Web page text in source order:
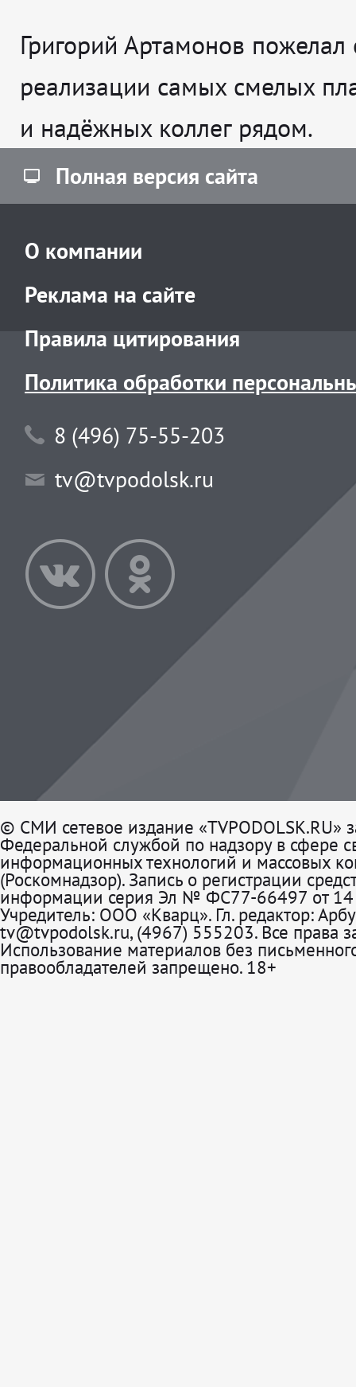
Григорий Артамонов пожелал
реализации самых смелых
и надёжных коллег рядом.
Полная версия сайта
О компании
Реклама на сайте
Правила цитирования
Политика обработки
8 (496) 75-55-203
tv@tvpodolsk.ru
© СМИ сетевое издание «TVPODOLSK.RU»
Федеральной службой по надзору в сфере
информационных технологий и массовых
(Роскомнадзор). Запись о регистрации
информации серия Эл № ФС77-66497 от 14
Учредитель: ООО «Кварц». Гл. редактор:
tv@tvpodolsk.ru, (4967) 555203. Все права
Использование материалов без
правообладателей запрещено. 18+